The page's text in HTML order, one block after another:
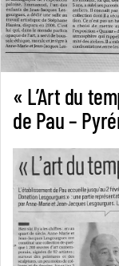
« L’Art du
de Pau –